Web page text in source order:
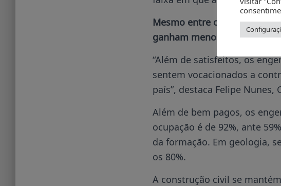
Mesmo entre os jovens, os
ganham menos de dois
“Além de satisfeitos, os
sentem vocacionados a
país”, destaca Felipe Nunes,
Além de bem pagos, os
ocupação é de 92%, ante
da formação. Em geologia,
os 80%.
A construção civil se